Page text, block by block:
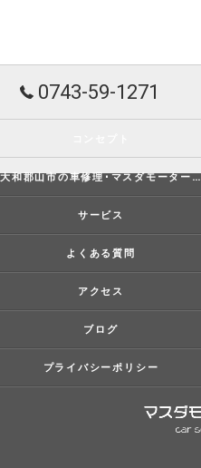
0743-59-1271
大和郡山市の車修理･マスダモータースの評判
サービス
よくある質問
アクセス
ブログ
プライバシーポリシー